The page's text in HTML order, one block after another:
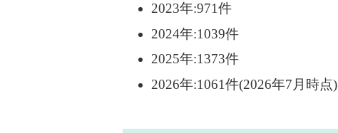
2023年:971件
2024年:1039件
2025年:1373件
2026年:1061件(2026年7月時点)